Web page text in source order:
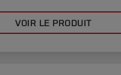
VOIR LE PRODUIT